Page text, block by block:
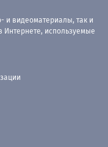
и видеоматериалы, так и
Интернете, используемые